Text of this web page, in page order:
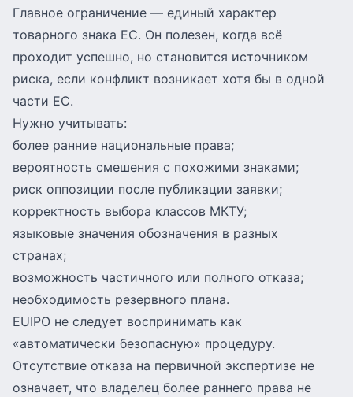
Главное ограничение — единый характер
товарного знака ЕС. Он полезен, когда всё
проходит успешно, но становится источником
риска, если конфликт возникает хотя бы в одной
части ЕС.
Нужно учитывать:
более ранние национальные права;
вероятность смешения с похожими знаками;
риск оппозиции после публикации заявки;
корректность выбора классов МКТУ;
языковые значения обозначения в разных
странах;
возможность частичного или полного отказа;
необходимость резервного плана.
EUIPO не следует воспринимать как
«автоматически безопасную» процедуру.
Отсутствие отказа на первичной экспертизе не
означает, что владелец более раннего права не